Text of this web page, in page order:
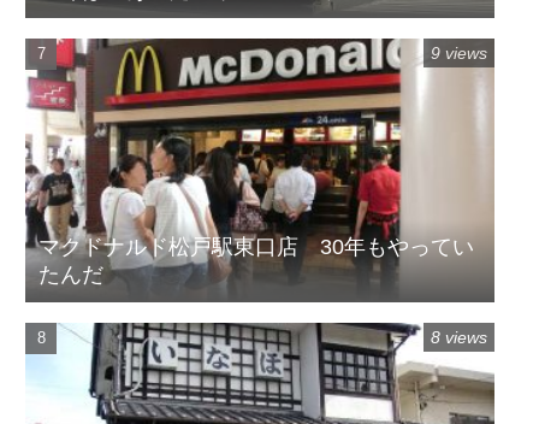
マクドナルド松戸駅東口店 30年もやってい
たんだ
9 views
8 views